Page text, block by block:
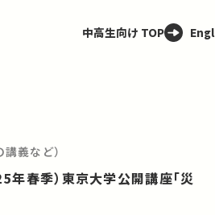
中高生向け TOP
義など）
年春季）東京大学公開講座「災